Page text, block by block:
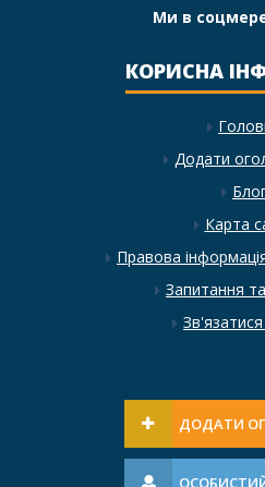
Ми в
КОРИСНА
Додати
Карта
Правова
Запитання та
ДОДАТИ